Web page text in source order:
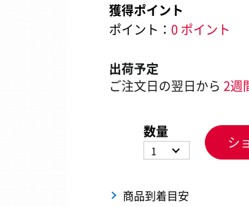
獲得ポイント
ポイント： 0 ポイント
出荷予定
ご注文日の翌日から 2週
数量
1 シ
商品到着目安